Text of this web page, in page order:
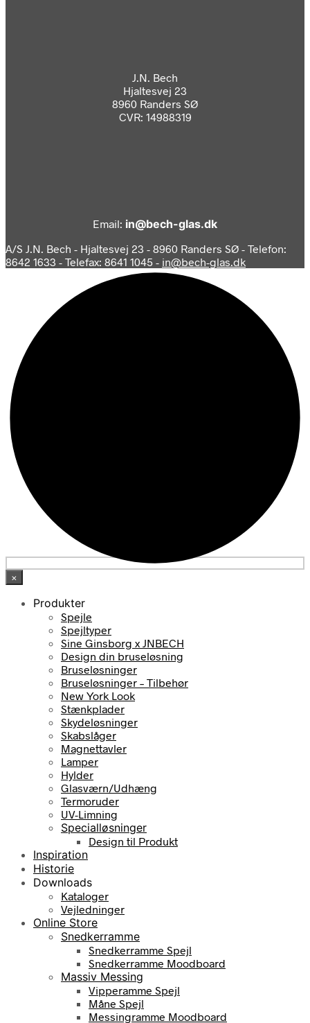
J.N. Bech
Hjaltesvej 23
8960 Randers SØ
CVR: 14988319
Email: in@bech-glas.dk
A/S J.N. Bech - Hjaltesvej 23 - 8960 Randers SØ - Telefon:
8642 1633 - Telefax: 8641 1045 - in@bech-glas.dk
×
Produkter
Spejle
Spejltyper
Sine Ginsborg x JNBECH
Design din bruseløsning
Bruseløsninger
Bruseløsninger – Tilbehør
New York Look
Stænkplader
Skydeløsninger
Skabslåger
Magnettavler
Lamper
Hylder
Glasværn/Udhæng
Termoruder
UV-Limning
Specialløsninger
Design til Produkt
Inspiration
Historie
Downloads
Kataloger
Vejledninger
Online Store
Snedkerramme
Snedkerramme Spejl
Snedkerramme Moodboard
Massiv Messing
Vipperamme Spejl
Måne Spejl
Messingramme Moodboard